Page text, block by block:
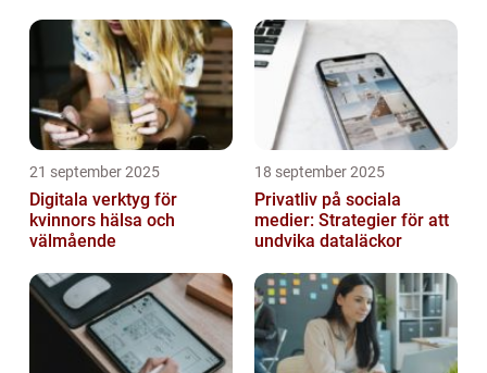
21 september 2025
Digitala verktyg för
kvinnors hälsa och
välmående
18 september 2025
Privatliv på sociala
medier: Strategier för att
undvika dataläckor